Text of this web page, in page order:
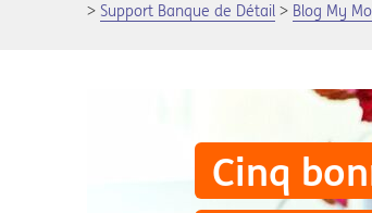
Support Banque de Détail Blog My
Cinq